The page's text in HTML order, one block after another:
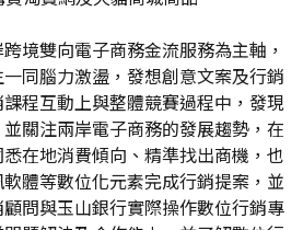
境雙向電子商務金流服務為主軸，
同腦力激盪，發想創意文案及行銷
程互動上與整體競賽過程中，發現
關注兩岸電子商務的發展趨勢，在
在地消費傾向、精準找出商機，也
體等數位化元素完成行銷提案，並
問與玉山銀行實際操作數位行銷專